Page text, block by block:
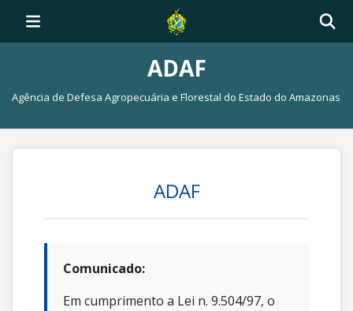
ADAF
Agência de Defesa Agropecuária e Florestal do Estado do Amazonas
ADAF
Comunicado:
Em cumprimento a Lei n. 9.504/97, o